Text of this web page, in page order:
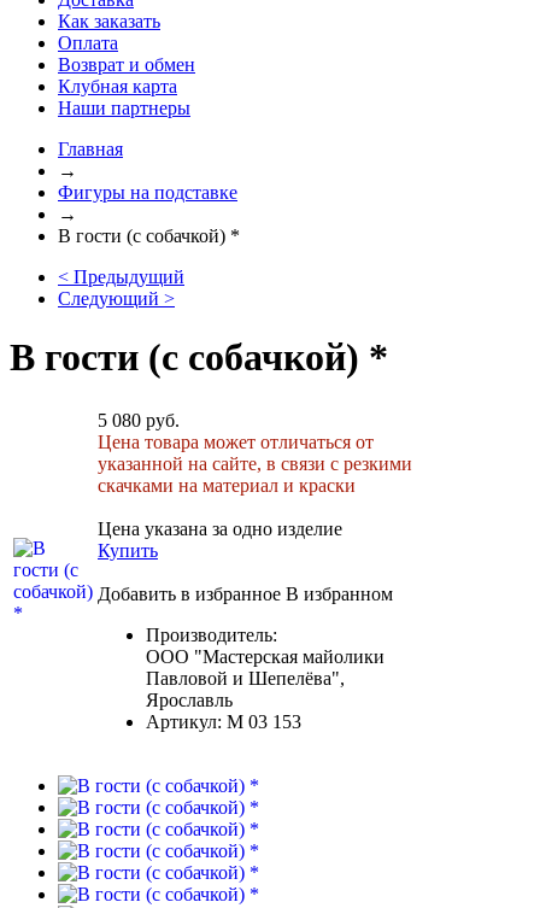
Как заказать
Оплата
Возврат и обмен
Клубная карта
Наши партнеры
Главная
→
Фигуры на подставке
→
В гости (с собачкой) *
< Предыдущий
Следующий >
В гости (с собачкой) *
5 080 руб.
Цена товара может отличаться от
указанной на сайте, в связи с резкими
скачками на материал и краски
Цена указана за одно изделие
Купить
Добавить в избранное В избранном
Производитель:
ООО "Мастерская майолики
Павловой и Шепелёва",
Ярославль
Артикул: М 03 153